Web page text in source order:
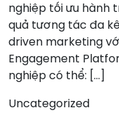
nghiệp tối ưu hành
quả tương tác đa
driven marketing
Engagement
nghiệp có thể: […]
Uncategorized